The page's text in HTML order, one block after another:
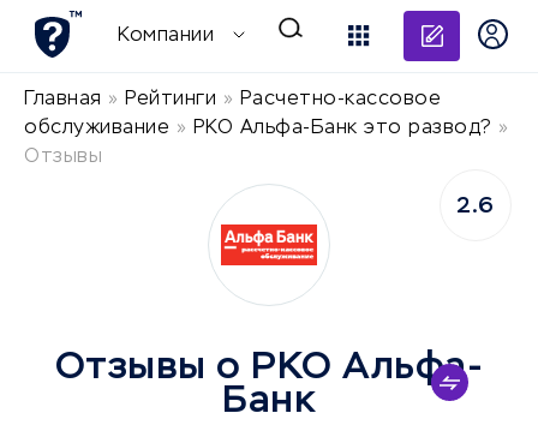
Компании
Главная » Рейтинги » Расчетно-кассовое
обслуживание » РКО Альфа-Банк это развод? »
Отзывы
Отзывы о РКО Альфа-
Банк
2.6